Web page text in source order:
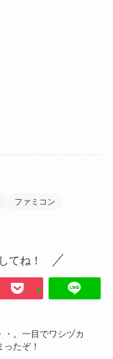
ファミコン
てね！
・。一目でワシヅカ
たぞ！